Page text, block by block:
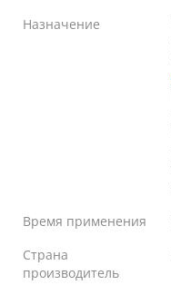
Назначение
Время применения
Страна
производитель